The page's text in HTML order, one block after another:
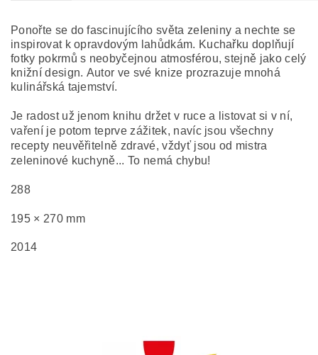
Ponořte se do fascinujícího světa zeleniny a nechte se
inspirovat k opravdovým lahůdkám. Kuchařku doplňují
fotky pokrmů s neobyčejnou atmosférou, stejně jako celý
knižní design. Autor ve své knize prozrazuje mnohá
kulinářská tajemství.
Je radost už jenom knihu držet v ruce a listovat si v ní,
vaření je potom teprve zážitek, navíc jsou všechny
recepty neuvěřitelně zdravé, vždyť jsou od mistra
zeleninové kuchyně... To nemá chybu!
288
195 × 270 mm
2014